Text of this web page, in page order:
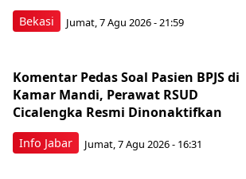
Bekasi Jumat, 7 Agu 2026 - 21:59
Info Jabar
Komentar Pedas Soal Pasien BPJS di
Kamar Mandi, Perawat RSUD
Cicalengka Resmi Dinonaktifkan
Jumat, 7 Agu 2026 - 16:31